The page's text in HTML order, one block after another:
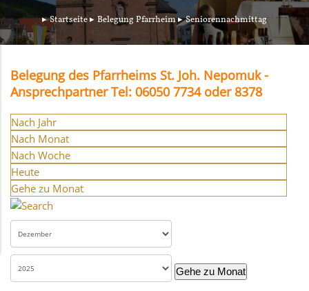
Startseite Belegung Pfarrheim Seniorennachmittag
Belegung des Pfarrheims St. Joh. Nepomuk -
Ansprechpartner Tel: 06050 7734 oder 8378
Nach Jahr
Nach Monat
Nach Woche
Heute
Gehe zu Monat
Gehe zu Monat